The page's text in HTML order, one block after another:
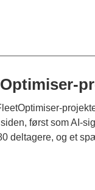
først som AI-
deltagere, og et